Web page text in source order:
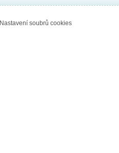
Nastavení soubrů cookies